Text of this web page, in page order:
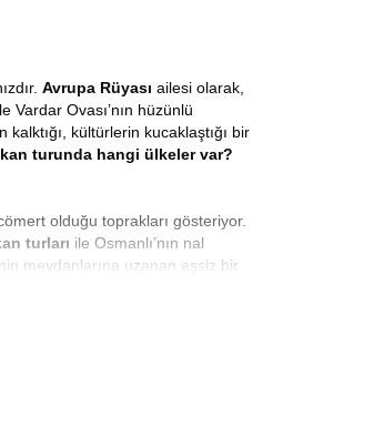
Avrupa Rüyası ailesi olarak,
Vardar Ovası’nın hüzünlü
kalktığı, kültürlerin kucaklaştığı bir
turunda hangi ülkeler var?
olduğu toprakları gösteriyor.
turları ile Osmanlı’nın nal
meydanlarına uzanan eşsiz bir
İstanbul’dan hareketle